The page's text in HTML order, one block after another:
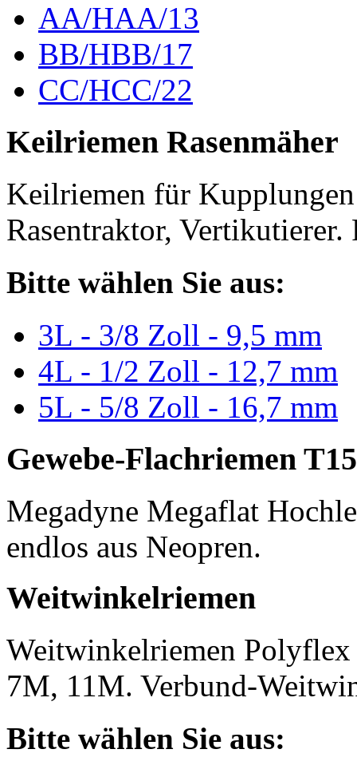
AA/HAA/13
BB/HBB/17
CC/HCC/22
Keilriemen Rasenmäher
Keilriemen für Kupplungen
Rasentraktor,
Bitte wählen Sie aus:
3L - 3/8 Zoll - 9,5 mm
4L - 1/2 Zoll - 12,7 mm
5L - 5/8 Zoll - 16,7 mm
Gewebe-Flachriemen
Megadyne Megaflat
endlos aus Neopren.
Weitwinkelriemen
Weitwinkelriemen
7M, 11M. Verbund-
Bitte wählen Sie aus: